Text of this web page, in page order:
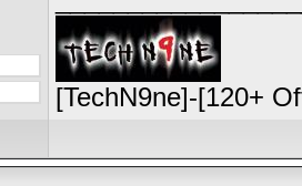
[TechN9ne]-[120+